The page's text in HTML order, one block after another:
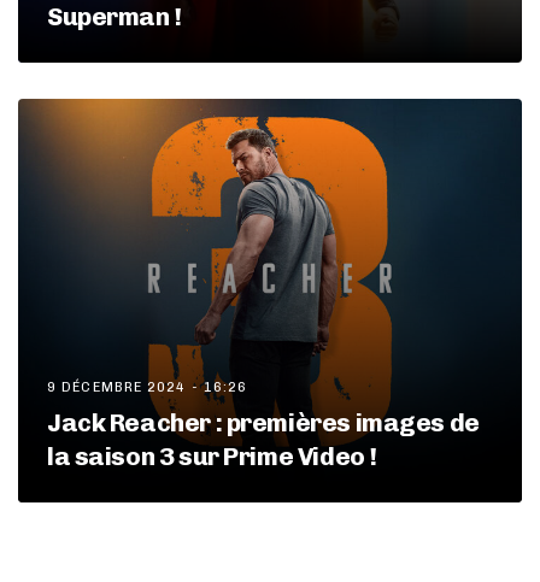
Superman !
9 DÉCEMBRE 2024 - 16:26
Jack Reacher : premières images de
la saison 3 sur Prime Video !